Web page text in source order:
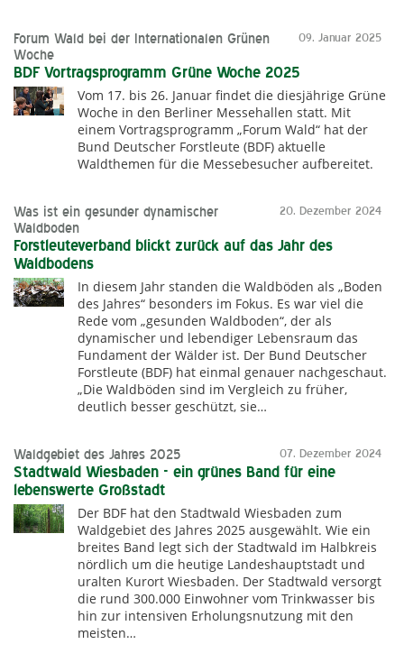
09. Januar 2025
Forum Wald bei der Internationalen Grünen
Woche
BDF Vortragsprogramm Grüne Woche 2025
Vom 17. bis 26. Januar findet die diesjährige Grüne
Woche in den Berliner Messehallen statt. Mit
einem Vortragsprogramm „Forum Wald“ hat der
Bund Deutscher Forstleute (BDF) aktuelle
Waldthemen für die Messebesucher aufbereitet.
20. Dezember 2024
Was ist ein gesunder dynamischer
Waldboden
Forstleuteverband blickt zurück auf das Jahr des
Waldbodens
In diesem Jahr standen die Waldböden als „Boden
des Jahres“ besonders im Fokus. Es war viel die
Rede vom „gesunden Waldboden“, der als
dynamischer und lebendiger Lebensraum das
Fundament der Wälder ist. Der Bund Deutscher
Forstleute (BDF) hat einmal genauer nachgeschaut.
„Die Waldböden sind im Vergleich zu früher,
deutlich besser geschützt, sie…
07. Dezember 2024
Waldgebiet des Jahres 2025
Stadtwald Wiesbaden - ein grünes Band für eine
lebenswerte Großstadt
Der BDF hat den Stadtwald Wiesbaden zum
Waldgebiet des Jahres 2025 ausgewählt. Wie ein
breites Band legt sich der Stadtwald im Halbkreis
nördlich um die heutige Landeshauptstadt und
uralten Kurort Wiesbaden. Der Stadtwald versorgt
die rund 300.000 Einwohner vom Trinkwasser bis
hin zur intensiven Erholungsnutzung mit den
meisten…